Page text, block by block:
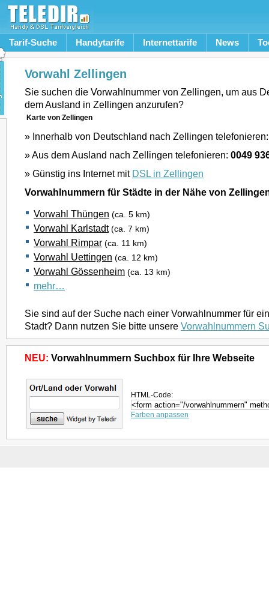
Tarif-Suche Handytarife Internettarife News
Vorwahl Zellingen
Sie suchen die Vorwahlnummer von Zellingen, um aus
dem Ausland in Zellingen anzurufen?
Karte von Zellingen
» Innerhalb von Deutschland nach Zellingen
» Aus dem Ausland nach Zellingen telefonieren: 0049
» Günstig ins Internet mit DSL in Zellingen
Vorwahlnummern für Städte in der Nähe von
Vorwahl Thüngen (ca. 5 km)
Vorwahl Karlstadt (ca. 7 km)
Vorwahl Rimpar (ca. 11 km)
Vorwahl Uettingen (ca. 12 km)
Vorwahl Gössenheim (ca. 13 km)
mehr…
Sie sind auf der Suche nach einer Vorwahlnummer für
Stadt? Dann nutzen Sie bitte unsere Vorwahlnummern
NEU: Vorwahlnummern Suchbox für Ihre Webseite
HTML-Code:
Farben anpassen